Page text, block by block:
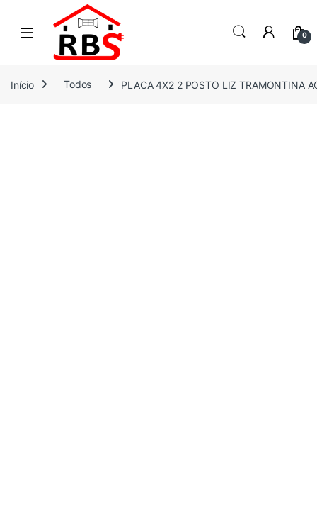
Skip to navigation
0
Início Todos PLACA 4X2 2 POSTO LIZ TRAMONTINA